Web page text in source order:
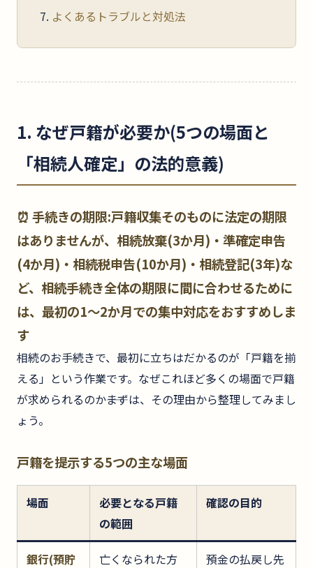
よくあるトラブルと対処法
1. なぜ戸籍が必要か(5つの場面と
「相続人確定」の法的意義)
⏰ 手続きの期限:戸籍収集そのものに法定の期限
はありませんが、相続放棄(3か月)・準確定申告
(4か月)・相続税申告(10か月)・相続登記(3年)な
ど、相続手続き全体の期限に間に合わせるために
は、最初の1〜2か月での集中対応をおすすめしま
す
相続のお手続きで、最初に立ちはだかるのが「戸籍を揃
える」という作業です。なぜこれほど多くの場面で戸籍
が求められるのか――まずは、その理由から整理してみまし
ょう。
戸籍を提示する5つの主な場面
場面
必要となる戸籍
の範囲
確認の目的
銀行(預貯
亡くなられた方
預金の払戻し先